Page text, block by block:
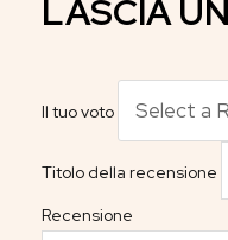
LASCIA
Il tuo voto
Titolo della recensione
Recensione